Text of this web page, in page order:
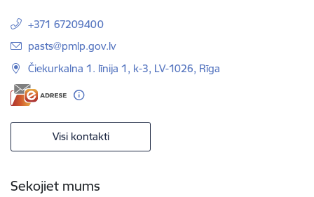
+371 67209400
E-pasts:
pasts@pmlp.gov.lv
Čiekurkalna 1. līnija 1, k-3, LV-1026, Rīga
Visi kontakti
Sekojiet mums